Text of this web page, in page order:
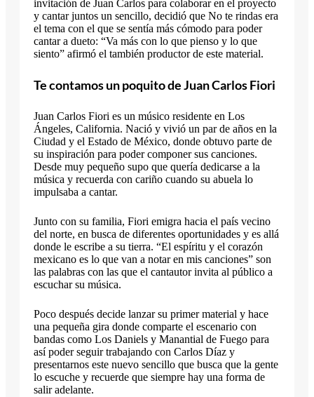
invitación de Juan Carlos para colaborar en el proyecto
y cantar juntos un sencillo, decidió que No te rindas era
el tema con el que se sentía más cómodo para poder
cantar a dueto: “Va más con lo que pienso y lo que
siento” afirmó el también productor de este material.
Te contamos un poquito de Juan Carlos Fiori
Juan Carlos Fiori es un músico residente en Los
Ángeles, California. Nació y vivió un par de años en la
Ciudad y el Estado de México, donde obtuvo parte de
su inspiración para poder componer sus canciones.
Desde muy pequeño supo que quería dedicarse a la
música y recuerda con cariño cuando su abuela lo
impulsaba a cantar.
Junto con su familia, Fiori emigra hacia el país vecino
del norte, en busca de diferentes oportunidades y es allá
donde le escribe a su tierra. “El espíritu y el corazón
mexicano es lo que van a notar en mis canciones” son
las palabras con las que el cantautor invita al público a
escuchar su música.
Poco después decide lanzar su primer material y hace
una pequeña gira donde comparte el escenario con
bandas como Los Daniels y Manantial de Fuego para
así poder seguir trabajando con Carlos Díaz y
presentarnos este nuevo sencillo que busca que la gente
lo escuche y recuerde que siempre hay una forma de
salir adelante.